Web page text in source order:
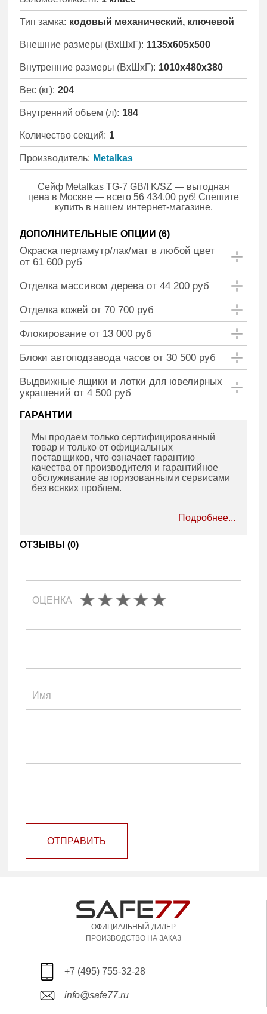
Тип замка: кодовый механический, ключевой
Внешние размеры (ВхШхГ): 1135x605x500
Внутренние размеры (ВхШхГ): 1010x480x380
Вес (кг): 204
Внутренний объем (л): 184
Количество секций: 1
Производитель: Metalkas
Сейф Metalkas TG-7 GB/I K/SZ — выгодная
цена в Москве — всего 56 434.00 руб! Спешите
купить в нашем интернет-магазине.
ДОПОЛНИТЕЛЬНЫЕ ОПЦИИ (6)
Окраска перламутр/лак/мат в любой цвет
от 61 600 руб
Отделка массивом дерева от 44 200 руб
Отделка кожей от 70 700 руб
Флокирование от 13 000 руб
Блоки автоподзавода часов от 30 500 руб
Выдвижные ящики и лотки для ювелирных
украшений от 4 500 руб
ГАРАНТИИ
Мы продаем только сертифицированный
товар и только от официальных
поставщиков, что означает гарантию
качества от производителя и гарантийное
обслуживание авторизованными сервисами
без всяких проблем.
Подробнее...
ОТЗЫВЫ (0)
ОЦЕНКА
ОТПРАВИТЬ
ОФИЦИАЛЬНЫЙ ДИЛЕР
ПРОИЗВОДСТВО НА ЗАКАЗ
+7 (495) 755-32-28
info@safe77.ru